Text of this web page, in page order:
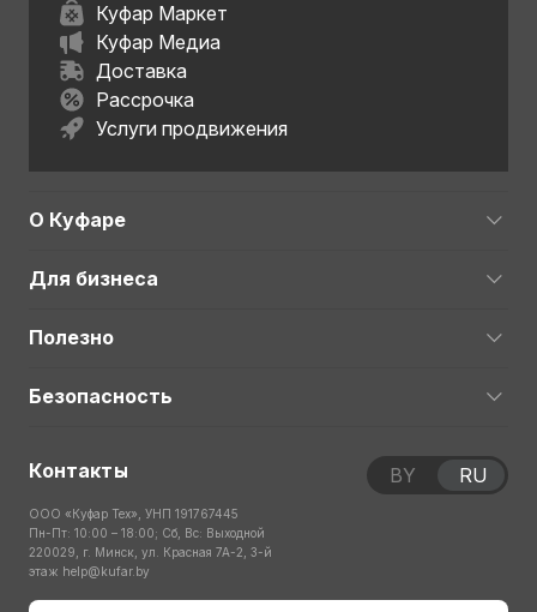
Куфар Маркет
Куфар Медиа
Доставка
Рассрочка
Услуги продвижения
О Куфаре
Для бизнеса
Полезно
Безопасность
Контакты
ООО «Куфар Тех», УНП 191767445
Пн-Пт: 10:00 – 18:00; Сб, Вс: Выходной
220029, г. Минск, ул. Красная 7А-2, 3-й
этаж help@kufar.by
BY RU